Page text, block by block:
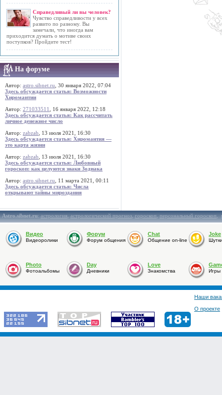
Справедливый ли вы человек?
Чувство справедливости у всех
развито по разному. Вы
замечали, что иногда вам
приходится думать о мотиве своих
поступков? Пройдите тест!
На форуме
Автор: astro.sibnet.ru , 30 января 2022, 07:04
Здесь обсуждается статья: Возможности
Хиромантии
Автор: 271033511
, 16 января 2022, 12:18
Здесь обсуждается статья: Как рассчитать
личное денежное число
Автор: zabzab , 13 июля 2021, 16:30
Здесь обсуждается статья: Хиромантия —
это карта жизни
Автор: zabzab , 13 июля 2021, 16:30
Здесь обсуждается статья: Любовный
гороскоп: как целуются знаки Зодиака
Автор: astro.sibnet.ru , 11 марта 2021, 00:11
Здесь обсуждается статья: Числа
открывают тайны мироздания
Astro.sibnet.ru:астрология,астрологический прогноз,гороскоп,персональный гороскоп,
Видео
Видеоролики
Форум
Форум общения
Chat
Общение on-line
Joke
Photo
Фотоальбомы
Day
Дневники
Love
Знакомства Игры
Наши
О проекте